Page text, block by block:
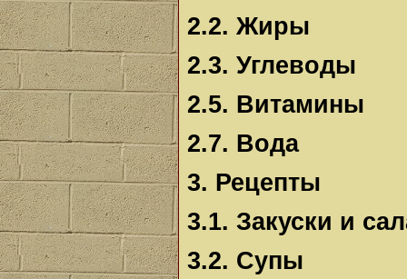
2.2. Жиры
2.3. Углеводы
2.5. Витамины
2.7. Вода
3. Рецепты
3.1. Закуски и
3.2. Супы